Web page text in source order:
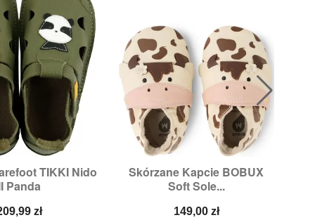
TIKKI Nido
Panda
zł
podgląd
22,
Skórzane Kapcie BOBUX
Soft Sole...
Cena
149,00 zł
Szybki podgląd
Rozmiary:2XL,